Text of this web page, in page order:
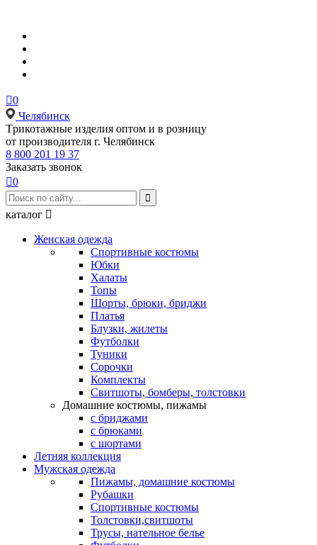
0
Челябинск
Tрикотажные изделия оптом и в розницу
от производителя г. Челябинск
8 800 201 19 37
Заказать звонок
0

каталог 
Женская одежда
Спортивные костюмы
Юбки
Халаты
Топы
Шорты, брюки, бриджи
Платья
Блузки, жилеты
Футболки
Туники
Сорочки
Комплекты
Свитшоты, бомберы, толстовки
Домашние костюмы, пижамы
с бриджами
с брюками
с шортами
Летняя коллекция
Мужская одежда
Пижамы, домашние костюмы
Рубашки
Спортивные костюмы
Толстовки,свитшоты
Трусы, нательное белье